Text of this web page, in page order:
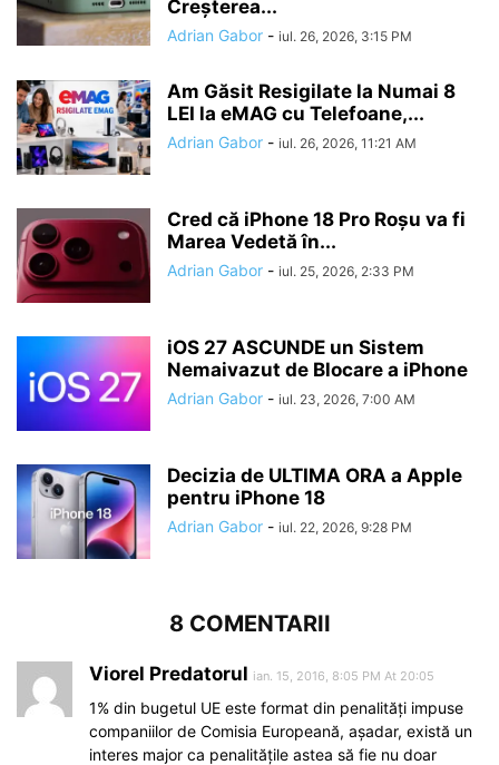
Creșterea...
Adrian Gabor - iul. 26, 2026, 3:15 PM
Am Găsit Resigilate la Numai 8
LEI la eMAG cu Telefoane,...
Adrian Gabor - iul. 26, 2026, 11:21 AM
Cred că iPhone 18 Pro Roșu va fi
Marea Vedetă în...
Adrian Gabor - iul. 25, 2026, 2:33 PM
iOS 27 ASCUNDE un Sistem
Nemaivazut de Blocare a iPhone
Adrian Gabor - iul. 23, 2026, 7:00 AM
Decizia de ULTIMA ORA a Apple
pentru iPhone 18
Adrian Gabor - iul. 22, 2026, 9:28 PM
8 COMENTARII
Viorel Predatorul ian. 15, 2016, 8:05 PM At 20:05
1% din bugetul UE este format din penalități impuse
companiilor de Comisia Europeană, așadar, există un
interes major ca penalitățile astea să fie nu doar